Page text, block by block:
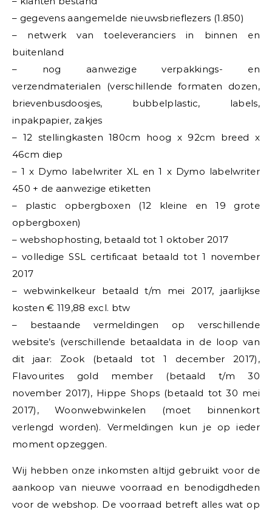
– gegevens aangemelde nieuwsbrieflezers (1.850)
– netwerk van toeleveranciers in binnen en
buitenland
– nog aanwezige verpakkings- en
verzendmaterialen (verschillende formaten dozen,
brievenbusdoosjes, bubbelplastic, labels,
inpakpapier, zakjes
– 12 stellingkasten 180cm hoog x 92cm breed x
46cm diep
– 1 x Dymo labelwriter XL en 1 x Dymo labelwriter
450 + de aanwezige etiketten
– plastic opbergboxen (12 kleine en 19 grote
opbergboxen)
– webshophosting, betaald tot 1 oktober 2017
– volledige SSL certificaat betaald tot 1 november
2017
– webwinkelkeur betaald t/m mei 2017, jaarlijkse
kosten € 119,88 excl. btw
– bestaande vermeldingen op verschillende
website’s (verschillende betaaldata in de loop van
dit jaar: Zook (betaald tot 1 december 2017),
Flavourites gold member (betaald t/m 30
november 2017), Hippe Shops (betaald tot 30 mei
2017), Woonwebwinkelen (moet binnenkort
verlengd worden). Vermeldingen kun je op ieder
moment opzeggen.
Wij hebben onze inkomsten altijd gebruikt voor de
aankoop van nieuwe voorraad en benodigdheden
voor de webshop. De voorraad betreft alles wat op